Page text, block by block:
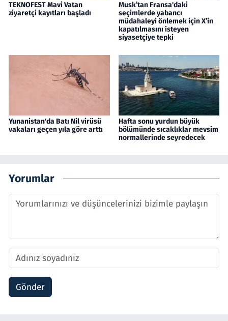
TEKNOFEST Mavi Vatan
ziyaretçi kayıtları başladı
Musk’tan Fransa'daki
seçimlerde yabancı
müdahaleyi önlemek için X’in
kapatılmasını isteyen
siyasetçiye tepki
Yunanistan'da Batı Nil virüsü
vakaları geçen yıla göre arttı
Hafta sonu yurdun büyük
bölümünde sıcaklıklar mevsim
normallerinde seyredecek
Yorumlar
Gönder